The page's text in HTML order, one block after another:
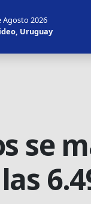
Agosto 2026
Uruguay
se